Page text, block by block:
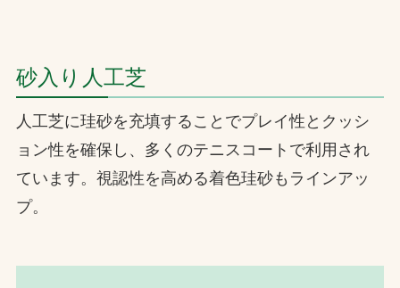
砂入り人工芝
人工芝に珪砂を充填することでプレイ性とクッシ
ョン性を確保し、多くのテニスコートで利用され
ています。視認性を高める着色珪砂もラインアッ
プ。